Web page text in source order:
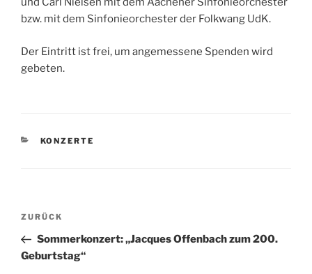
bzw. mit dem Sinfonieorchester der Folkwang UdK.
Der Eintritt ist frei, um angemessene Spenden wird
gebeten.
KATEGORIEN
KONZERTE
Beitragsnavigation
Vorheriger
Beitrag
ZURÜCK
Sommerkonzert: „Jacques Offenbach zum 200.
Geburtstag“